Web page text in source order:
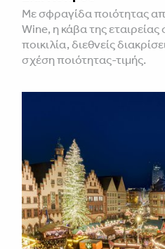
Με σφραγίδα ποιότητας
Wine, η κάβα της εταιρείας
ποικιλία, διεθνείς
σχέση ποιότητας-τιμής.